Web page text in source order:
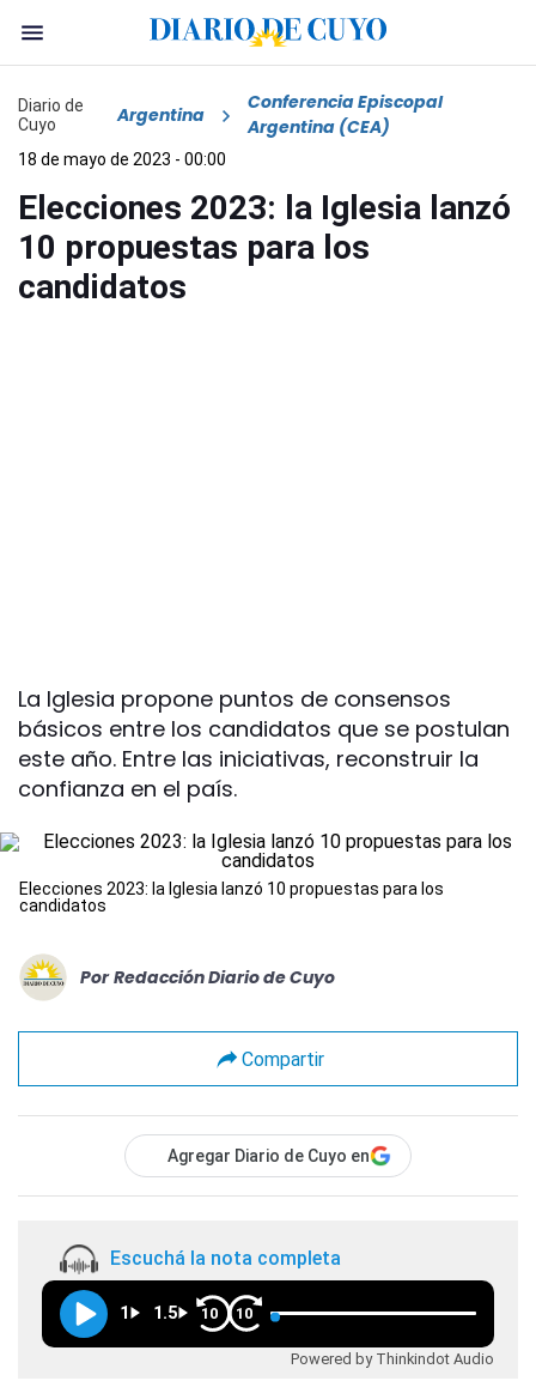
Diario de
Cuyo
Argentina
Conferencia Episcopal
Argentina (CEA)
18 de mayo de 2023 - 00:00
Elecciones 2023: la Iglesia lanzó
10 propuestas para los
candidatos
La Iglesia propone puntos de consensos
básicos entre los candidatos que se postulan
este año. Entre las iniciativas, reconstruir la
confianza en el país.
Elecciones 2023: la Iglesia lanzó 10 propuestas para los
candidatos
Por Redacción Diario de Cuyo
Compartir
Agregar Diario de Cuyo en
Escuchá la nota completa
1 1.5 10 10
Powered by Thinkindot Audio